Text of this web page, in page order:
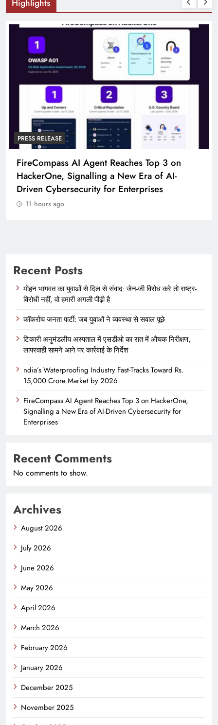
Highlights
3 on
AI-
PRESS RELEASE
Broadway Partners With The
To Launch Participating Consumer
11 hours ago
Recent Posts
मोहन भागवत का युवाओं से दिल से संवाद: जेन-जी विरोध करे तो राष्ट्र-
विरोधी नहीं, वो हमारी अगली पीढ़ी है
कॉकरोच जनता पार्टी: जब युवाओं ने व्यवस्था से सवाल पूछे
टिकारी अनुमंडलीय अस्पताल में एसडीओ का रात में औचक निरीक्षण,
लापरवाही सामने आने पर कार्रवाई के निर्देश
ndia’s Waterproofing Industry Fast-Tracks Toward Rs.
15,000 Crore Market by 2026
FireCompass AI Agent Reaches Top 3 on HackerOne,
Signalling a New Era of AI-Driven Cybersecurity for
Enterprises
Recent Comments
No comments to show.
Archives
August 2026
July 2026
June 2026
May 2026
April 2026
March 2026
February 2026
January 2026
December 2025
November 2025